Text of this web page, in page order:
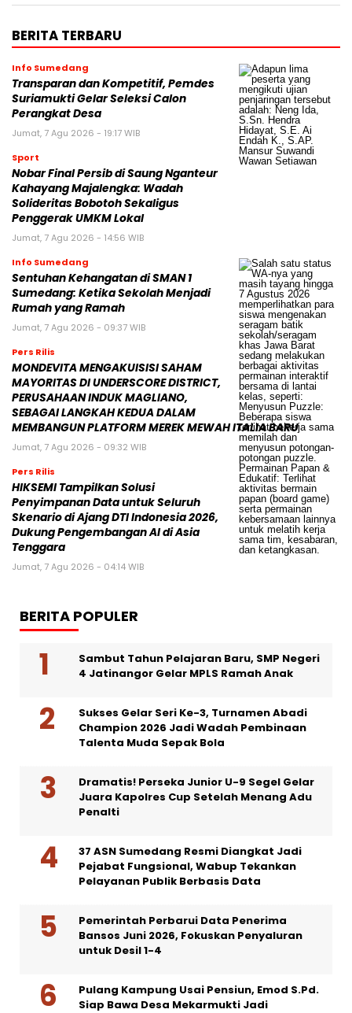
BERITA TERBARU
Info Sumedang
Transparan dan Kompetitif, Pemdes
Suriamukti Gelar Seleksi Calon
Perangkat Desa
Jumat, 7 Agu 2026 - 19:17 WIB
Sport
Nobar Final Persib di Saung Nganteur
Kahayang Majalengka: Wadah
Solideritas Bobotoh Sekaligus
Penggerak UMKM Lokal
Jumat, 7 Agu 2026 - 14:56 WIB
Info Sumedang
Sentuhan Kehangatan di SMAN 1
Sumedang: Ketika Sekolah Menjadi
Rumah yang Ramah
Jumat, 7 Agu 2026 - 09:37 WIB
Pers Rilis
MONDEVITA MENGAKUISISI SAHAM
MAYORITAS DI UNDERSCORE DISTRICT,
PERUSAHAAN INDUK MAGLIANO,
SEBAGAI LANGKAH KEDUA DALAM
MEMBANGUN PLATFORM MEREK MEWAH ITALIA BARU
Jumat, 7 Agu 2026 - 09:32 WIB
Pers Rilis
HIKSEMI Tampilkan Solusi
Penyimpanan Data untuk Seluruh
Skenario di Ajang DTI Indonesia 2026,
Dukung Pengembangan AI di Asia
Tenggara
Jumat, 7 Agu 2026 - 04:14 WIB
BERITA POPULER
Sambut Tahun Pelajaran Baru, SMP Negeri
4 Jatinangor Gelar MPLS Ramah Anak
Sukses Gelar Seri Ke-3, Turnamen Abadi
Champion 2026 Jadi Wadah Pembinaan
Talenta Muda Sepak Bola
Dramatis! Perseka Junior U-9 Segel Gelar
Juara Kapolres Cup Setelah Menang Adu
Penalti
37 ASN Sumedang Resmi Diangkat Jadi
Pejabat Fungsional, Wabup Tekankan
Pelayanan Publik Berbasis Data
Pemerintah Perbarui Data Penerima
Bansos Juni 2026, Fokuskan Penyaluran
untuk Desil 1-4
Pulang Kampung Usai Pensiun, Emod S.Pd.
Siap Bawa Desa Mekarmukti Jadi